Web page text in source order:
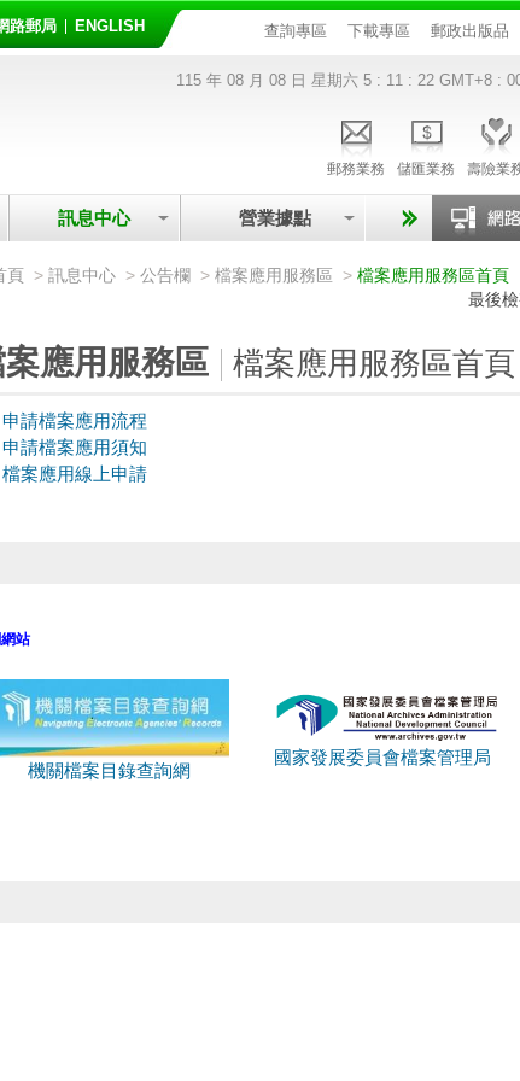
路郵局 ENGLISH 查詢專區 下載專區 郵政出版品
115 年 08 月 08 日 星期六 5 : 11 : 22 GMT+8 :
郵務業務 儲匯業務 壽險業
訊息中心
營業據點
頁 > 訊息中心 > 公告欄 > 檔案應用服務區 > 檔案應用服務區首頁
最後
應用服務區 檔案應用服務區首頁
申請檔案應用流程
申請檔案應用須知
檔案應用線上申請
站
機關檔案目錄查詢網
國家發展委員會檔案管理局